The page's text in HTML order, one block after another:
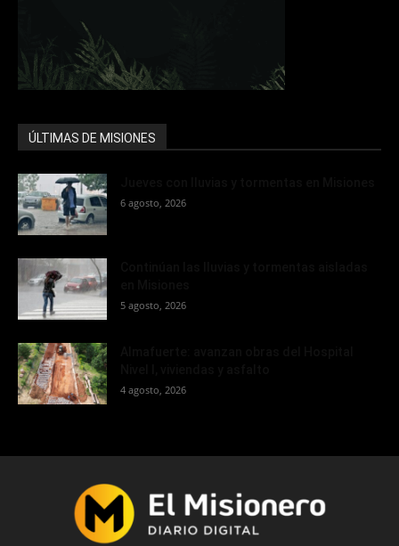
ÚLTIMAS DE MISIONES
6 agosto, 2026
5 agosto, 2026
4 agosto, 2026